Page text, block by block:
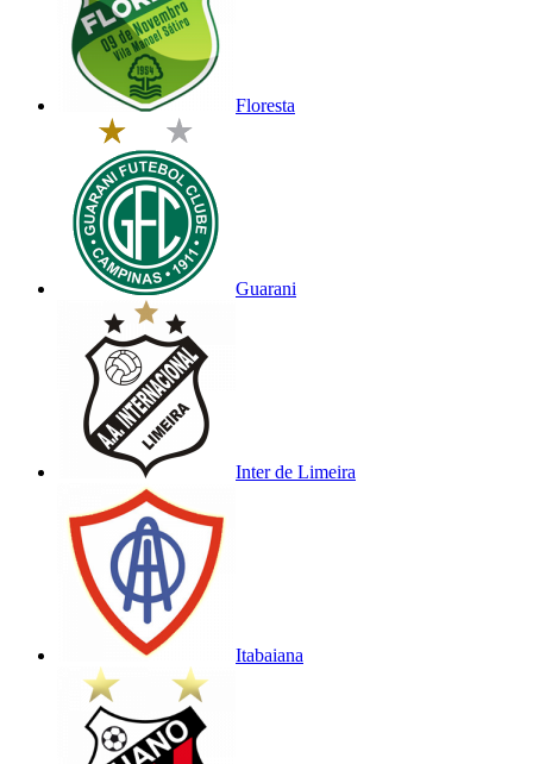
Floresta
Guarani
Inter de Limeira
Itabaiana